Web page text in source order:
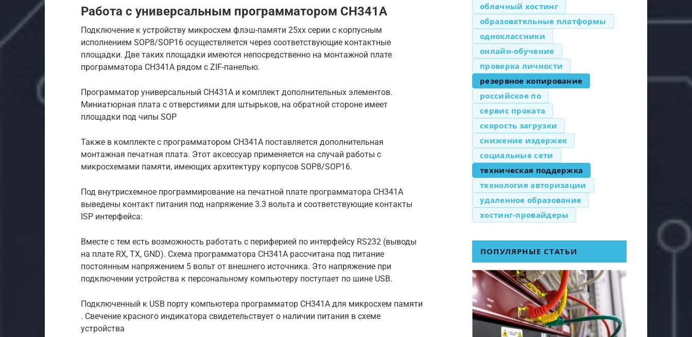
Работа с универсальным программатором CH341A
Подключение к устройству микросхем флэш-памяти 25хх серии с корпусным
исполнением SOP8/SOP16 осуществляется через соответствующие контактные
площадки. Две таких площадки имеются непосредственно на монтажной плате
программатора CH341A рядом с ZIF-панелью.
Программатор универсальный CH431A и комплект дополнительных элементов.
Миниатюрная плата с отверстиями для штырьков, на обратной стороне имеет
площадки под чипы SOP
Также в комплекте с программатором CH341A поставляется дополнительная
монтажная печатная плата. Этот аксессуар применяется на случай работы с
микросхемами памяти, имеющих архитектуру корпусов SOP8/SOP16.
Под внутрисхемное программирование на печатной плате программатора CH341A
выведены контакт питания под напряжение 3.3 вольта и соответствующие контакты
ISP интерфейса:
Вместе с тем есть возможность работать с периферией по интерфейсу RS232 (выводы
на плате RX, TX, GND). Схема программатора CH341A рассчитана под питание
постоянным напряжением 5 вольт от внешнего источника. Это напряжение при
подключении устройства к персональному компьютеру поступает по шине USB.
Подключенный к USB порту компьютера программатор CH341A для микросхем памяти
. Свечение красного индикатора свидетельствует о наличии питания в схеме
устройства
облачный хостинг
образовательные платформы
одноклассники
онлайн-обучение
проверка личности
резервное копирование
российское по
сервис проката
скорость загрузки
снижение издержек
социальные сети
техническая поддержка
технология авторизации
удаленное образование
хостинг-провайдеры
ПОПУЛЯРНЫЕ СТАТЬИ